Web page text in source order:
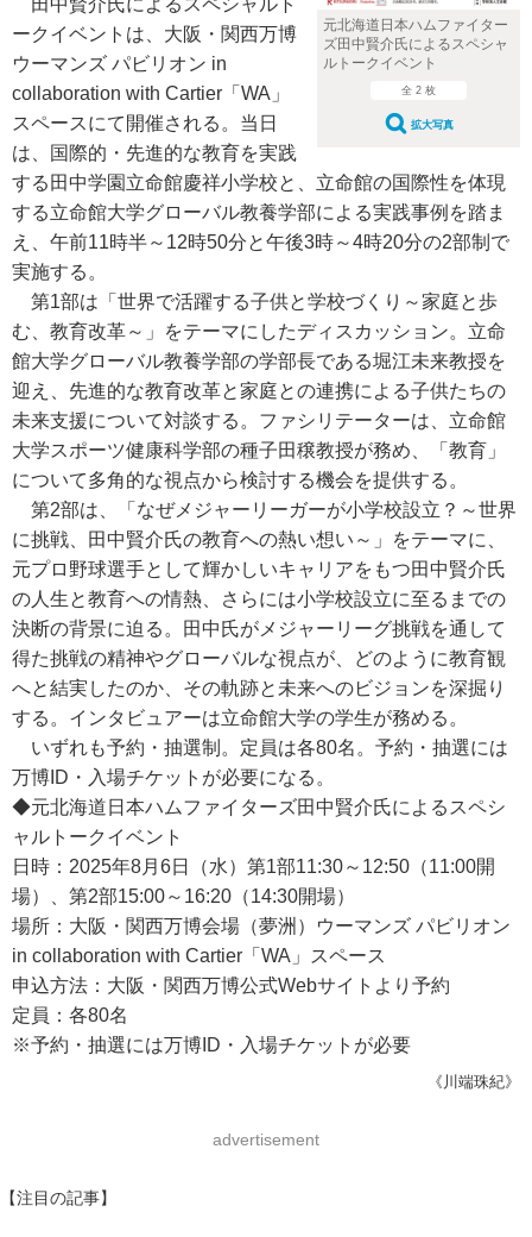
元北海道日本ハムファイター
ズ田中賢介氏によるスペシャ
ルトークイベント
全 2 枚
拡大写真
田中賢介氏によるスペシャルト
ークイベントは、大阪・関西万博
ウーマンズ パビリオン in
collaboration with Cartier「WA」
スペースにて開催される。当日
は、国際的・先進的な教育を実践
する田中学園立命館慶祥小学校と、立命館の国際性を体現
する立命館大学グローバル教養学部による実践事例を踏ま
え、午前11時半～12時50分と午後3時～4時20分の2部制で
実施する。
第1部は「世界で活躍する子供と学校づくり～家庭と歩
む、教育改革～」をテーマにしたディスカッション。立命
館大学グローバル教養学部の学部長である堀江未来教授を
迎え、先進的な教育改革と家庭との連携による子供たちの
未来支援について対談する。ファシリテーターは、立命館
大学スポーツ健康科学部の種子田穣教授が務め、「教育」
について多角的な視点から検討する機会を提供する。
第2部は、「なぜメジャーリーガーが小学校設立？～世界
に挑戦、田中賢介氏の教育への熱い想い～」をテーマに、
元プロ野球選手として輝かしいキャリアをもつ田中賢介氏
の人生と教育への情熱、さらには小学校設立に至るまでの
決断の背景に迫る。田中氏がメジャーリーグ挑戦を通して
得た挑戦の精神やグローバルな視点が、どのように教育観
へと結実したのか、その軌跡と未来へのビジョンを深掘り
する。インタビュアーは立命館大学の学生が務める。
いずれも予約・抽選制。定員は各80名。予約・抽選には
万博ID・入場チケットが必要になる。
◆元北海道日本ハムファイターズ田中賢介氏によるスペシ
ャルトークイベント
日時：2025年8月6日（水）第1部11:30～12:50（11:00開
場）、第2部15:00～16:20（14:30開場）
場所：大阪・関西万博会場（夢洲）ウーマンズ パビリオン
in collaboration with Cartier「WA」スペース
申込方法：大阪・関西万博公式Webサイトより予約
定員：各80名
※予約・抽選には万博ID・入場チケットが必要
《川端珠紀》
advertisement
【注目の記事】